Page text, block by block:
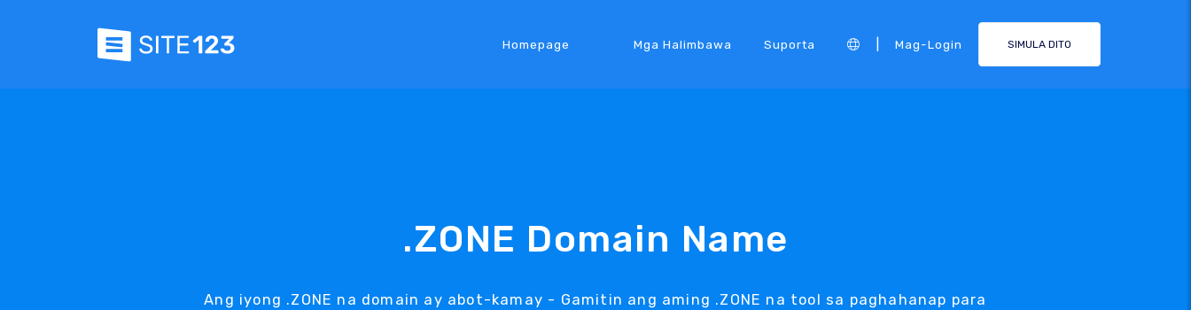
Homepage Mga Halimbawa Suporta Mag-Login SIMULA DITO
.ZONE Domain Name
Ang iyong .ZONE na domain ay abot-kamay - Gamitin ang aming .ZONE na tool sa paghahanap para